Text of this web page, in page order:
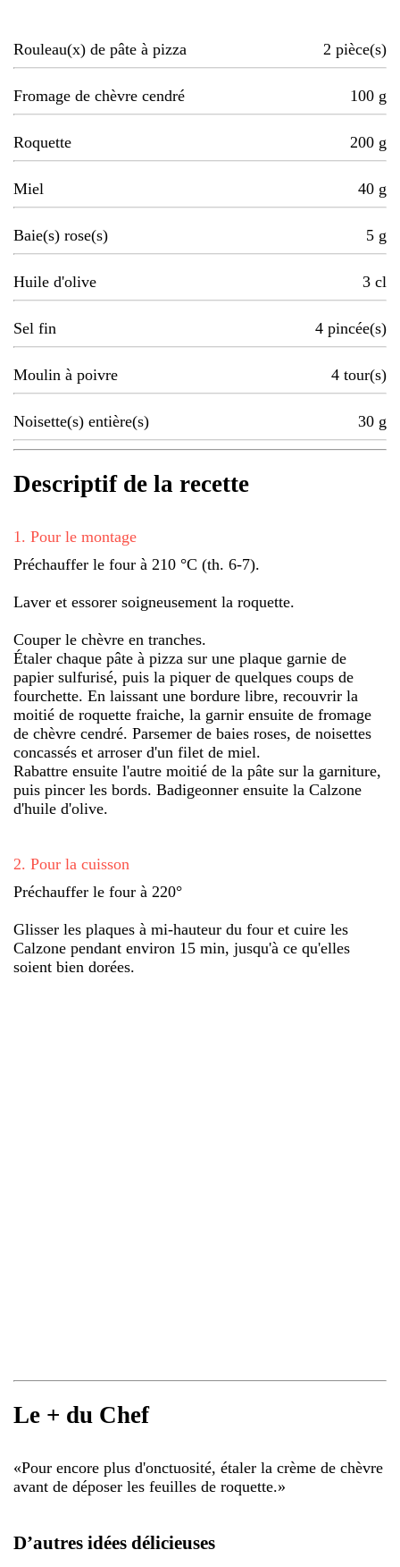
Rouleau(x) de pâte à pizza 2 pièce(s)
Fromage de chèvre cendré 100 g
Roquette 200 g
Miel 40 g
Baie(s) rose(s) 5 g
Huile d'olive 3 cl
Sel fin 4 pincée(s)
Moulin à poivre 4 tour(s)
Noisette(s) entière(s) 30 g
Descriptif de la recette
1 . Pour le montage
Préchauffer le four à 210 °C (th. 6-7).
Laver et essorer soigneusement la roquette.
Couper le chèvre en tranches.
Étaler chaque pâte à pizza sur une plaque garnie de
papier sulfurisé, puis la piquer de quelques coups de
fourchette. En laissant une bordure libre, recouvrir la
moitié de roquette fraiche, la garnir ensuite de fromage
de chèvre cendré. Parsemer de baies roses, de noisettes
concassés et arroser d'un filet de miel.
Rabattre ensuite l'autre moitié de la pâte sur la garniture,
puis pincer les bords. Badigeonner ensuite la Calzone
d'huile d'olive.
2. Pour la cuisson
Préchauffer le four à 220°
Glisser les plaques à mi-hauteur du four et cuire les
Calzone pendant environ 15 min, jusqu'à ce qu'elles
soient bien dorées.
Le + du Chef
«Pour encore plus d'onctuosité, étaler la crème de chèvre
avant de déposer les feuilles de roquette.»
D’autres idées délicieuses